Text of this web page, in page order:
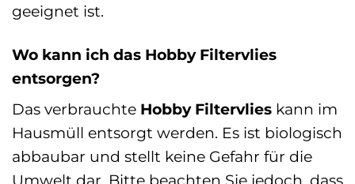
geeignet ist.
Wo kann ich das Hobby Filtervlies
entsorgen?
Das verbrauchte Hobby Filtervlies kann im
Hausmüll entsorgt werden. Es ist biologisch
abbaubar und stellt keine Gefahr für die
Umwelt dar. Bitte beachten Sie jedoch, dass